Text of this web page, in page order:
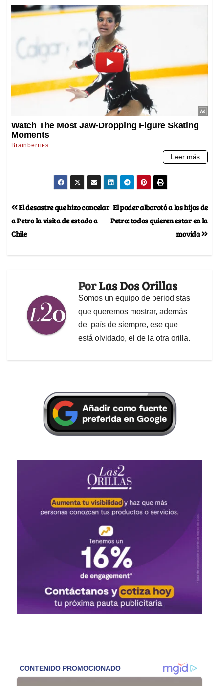
El poder alborotó a los hijos de
Petro: todos quieren estar en la
movida
El desastre que hizo cancelar
a Petro la visita de estado a
Chile
PorLas Dos Orillas
Somos un equipo de periodistas
que queremos mostrar, además
del país de siempre, ese que
está olvidado, el de la otra orilla.